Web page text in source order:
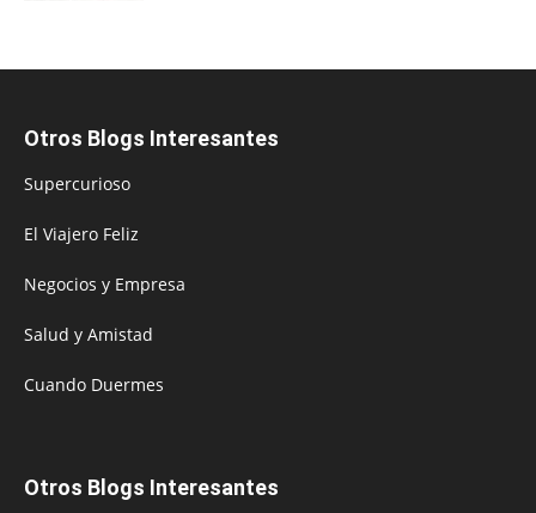
Otros Blogs Interesantes
Supercurioso
El Viajero Feliz
Negocios y Empresa
Salud y Amistad
Cuando Duermes
Otros Blogs Interesantes